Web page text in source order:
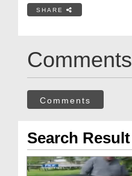
SHARE
Comments
Comments
Search Result